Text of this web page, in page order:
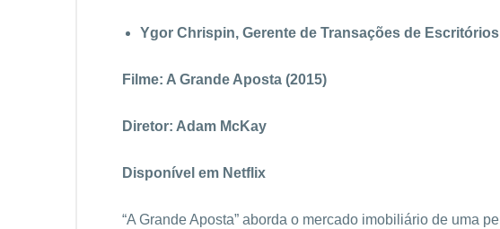
Ygor Chrispin, Gerente de Transações de
Filme: A Grande Aposta (2015)
Diretor: Adam McKay
Disponível em Netflix
“A Grande Aposta” aborda o mercado imobiliário de uma